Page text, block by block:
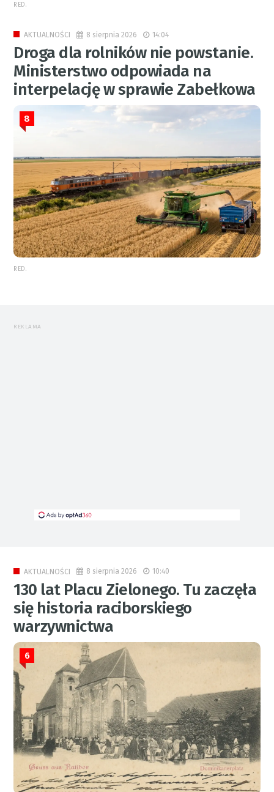
RED.
AKTUALNOŚCI 8 sierpnia 2026 14:04
Droga dla rolników nie powstanie.
Ministerstwo odpowiada na
interpelację w sprawie Zabełkowa
8
RED.
REKLAMA
AKTUALNOŚCI 8 sierpnia 2026 10:40
130 lat Placu Zielonego. Tu zaczęła
się historia raciborskiego
warzywnictwa
6